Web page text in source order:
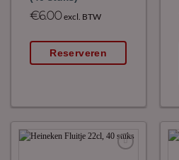
€6.00excl. BTW
Reserveren